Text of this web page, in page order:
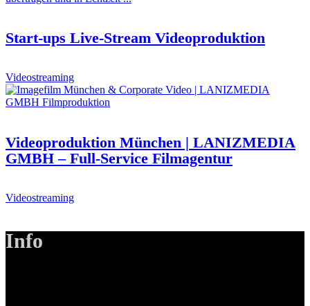
Start-ups Live-Stream Videoproduktion
Video­strea­ming
Videoproduktion München | LANIZMEDIA
GMBH – Full-Service Filmagentur
Video­strea­ming
Info